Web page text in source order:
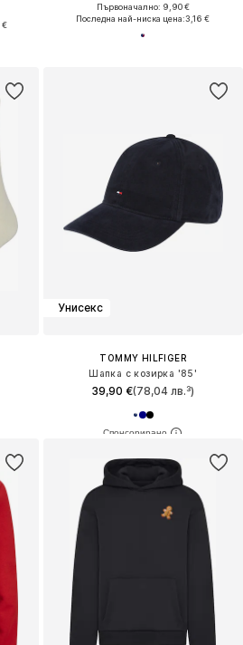
€
Първоначално: 9,90 €
Последна най-ниска цена:3,16 €
Унисекс
TOMMY HILFIGER
Шапка с козирка '85'
39,90 €(78,04 лв.³)